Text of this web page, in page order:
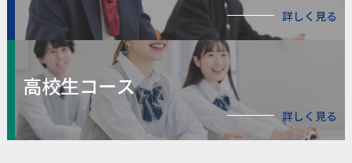
詳しく見る
高校生コース
詳しく見る